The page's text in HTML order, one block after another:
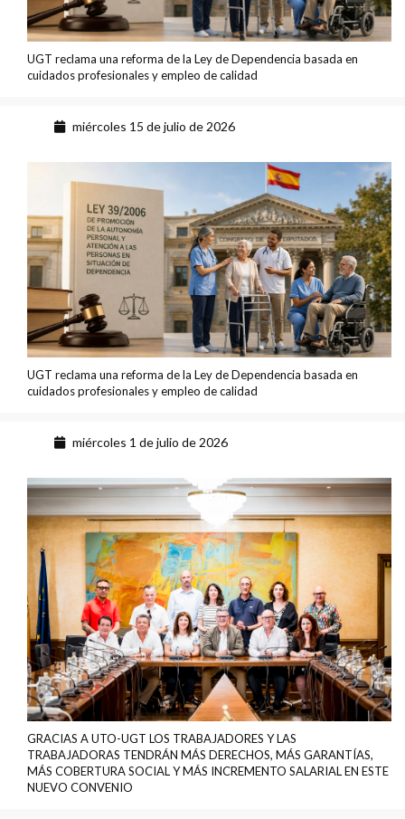
UGT reclama una reforma de la Ley de Dependencia basada en
cuidados profesionales y empleo de calidad
miércoles 15 de julio de 2026
UGT reclama una reforma de la Ley de Dependencia basada en
cuidados profesionales y empleo de calidad
miércoles 1 de julio de 2026
GRACIAS A UTO-UGT LOS TRABAJADORES Y LAS
TRABAJADORAS TENDRÁN MÁS DERECHOS, MÁS GARANTÍAS,
MÁS COBERTURA SOCIAL Y MÁS INCREMENTO SALARIAL EN ESTE
NUEVO CONVENIO